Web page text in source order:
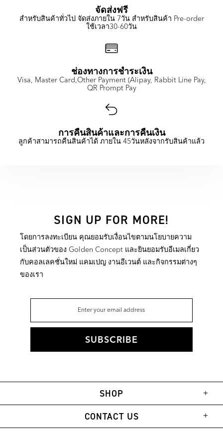
จัดส่งฟรี
สำหรับสินค้าทั่วไป จัดส่งภายใน 7วัน สำหรับสินค้า Pre-order
ใช้เวลา30-60วัน
ช่องทางการชำระเงิน
Visa, Master Card,Other Payment (Alipay, Rabbit Line Pay,
QR Prompt Pay
การคืนสินค้าและการคืนเงิน
ลูกค้าสามารถคืนสินค้าได้ ภายใน 45วันหลังจากรับสินค้าแล้ว
SIGN UP FOR MORE!
โดยการลงทะเบียน คุณยอมรับเงื่อนไขตามนโยบายความ
เป็นส่วนตัวของ Golden Concept และยินยอมรับอีเมลเกี่ยว
กับคอลเลคชั่นใหม่ แคมเปญ งานอีเวนต์ และกิจกรรมต่างๆ
ของเรา
SHOP
CONTACT US